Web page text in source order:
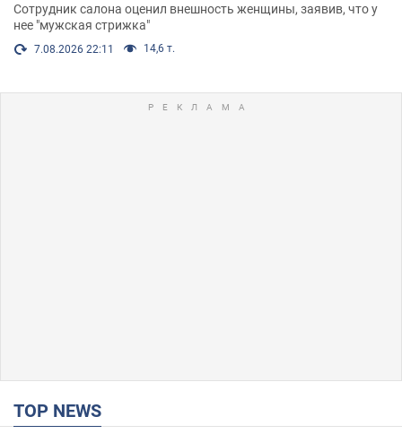
Сотрудник салона оценил внешность женщины, заявив, что у
нее "мужская стрижка"
7.08.2026 22:11 14,6 т.
TOP NEWS